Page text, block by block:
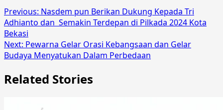
Previous: Nasdem pun Berikan Dukung Kepada Tri
Adhianto dan Semakin Terdepan di Pilkada 2024 Kota
Bekasi
Next: Pewarna Gelar Orasi Kebangsaan dan Gelar
Budaya Menyatukan Dalam Perbedaan
Related Stories